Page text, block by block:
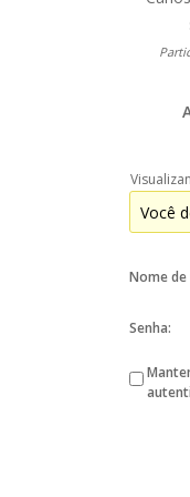
Você
Nome
Senha: